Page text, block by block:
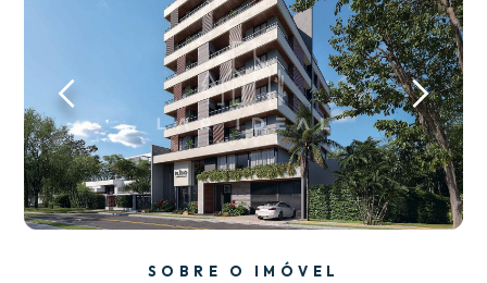
SOBRE O IMÓVEL